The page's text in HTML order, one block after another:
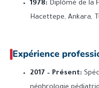
1978: Diplômé de la
Hacettepe, Ankara,
Expérience
2017 – Présent: